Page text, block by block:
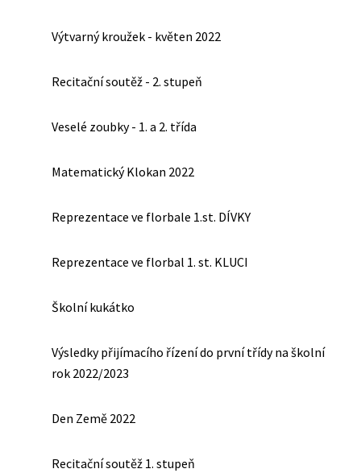
Výtvarný kroužek - květen 2022
Recitační soutěž - 2. stupeň
Veselé zoubky - 1. a 2. třída
Matematický Klokan 2022
Reprezentace ve florbale 1.st. DÍVKY
Reprezentace ve florbal 1. st. KLUCI
Školní kukátko
Výsledky přijímacího řízení do první třídy na školní
rok 2022/2023
Den Země 2022
Recitační soutěž 1. stupeň